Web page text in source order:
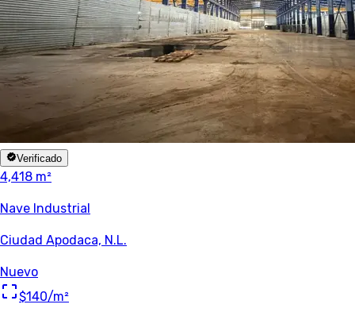
Verificado
4,418 m²
Nave Industrial
Ciudad Apodaca, N.L.
Nuevo
$140/m²